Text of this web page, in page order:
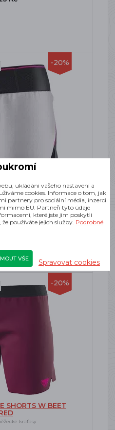
-20%
SPLIT SHORTS W
kraťasy
-20%
SHORTS W BEET
kraťasy
ukládání vašeho nastavení a
cookies. Informace o tom, jak
partnery pro sociální média, inzerci
mimo EU. Partneři tyto údaje
které jste jim poskytli
používáte jejich služby. Podrobné
VŠE Spravovat cookies